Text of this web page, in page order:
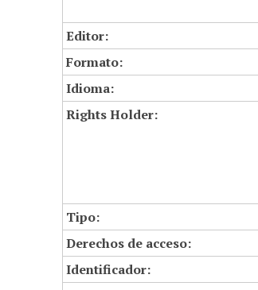
Editor:
Formato:
Idioma:
Rights Holder:
Tipo:
Derechos de acceso:
Identificador: